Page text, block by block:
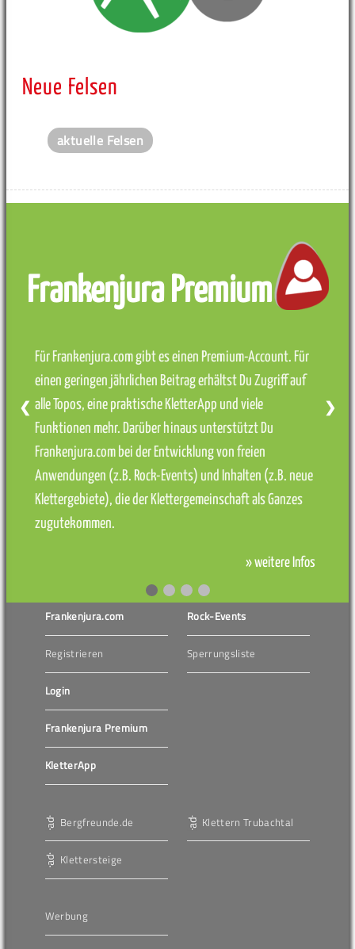
Neue Felsen
aktuelle Felsen
Frankenjura Premium
Für Frankenjura.com gibt es einen Premium-Account. Für
einen geringen jährlichen Beitrag erhältst Du Zugriff auf
alle Topos, eine praktische KletterApp und viele
Funktionen mehr. Darüber hinaus unterstützt Du
Frankenjura.com bei der Entwicklung von freien
Anwendungen (z.B. Rock-Events) und Inhalten (z.B. neue
Klettergebiete), die der Klettergemeinschaft als Ganzes
zugutekommen.
» weitere Infos
❮ ❯
Frankenjura.com
Registrieren
Login
Frankenjura Premium
KletterApp
Rock-Events
Sperrungsliste
Bergfreunde.de
Klettersteige
Klettern Trubachtal
Werbung